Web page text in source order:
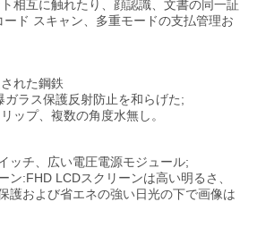
相互に触れたり、顔認識、文書の同一証
ド スキャン、多重モードの支払管理お
れた鋼鉄
ガラス保護反射防止を和らげた;
ップ、複数の角度水無し。
ッチ、広い電圧電源モジュール;
ン:FHD LCDスクリーンは高い明るさ、
護および省エネの強い日光の下で画像は